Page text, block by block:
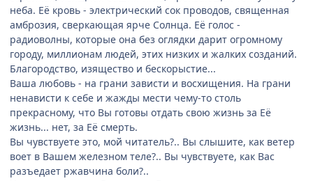
неба. Её кровь - электрический сок проводов, священная
амброзия, сверкающая ярче Солнца. Её голос -
радиоволны, которые она без оглядки дарит огромному
городу, миллионам людей, этих низких и жалких созданий.
Благородство, изящество и бескорыстие...
Ваша любовь - на грани зависти и восхищения. На грани
ненависти к себе и жажды мести чему-то столь
прекрасному, что Вы готовы отдать свою жизнь за Её
жизнь... нет, за Её смерть.
Вы чувствуете это, мой читатель?.. Вы слышите, как ветер
воет в Вашем железном теле?.. Вы чувствуете, как Вас
разъедает ржавчина боли?..